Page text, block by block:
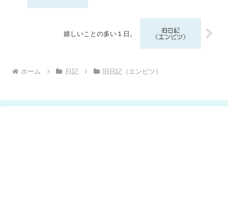
嬉しいことの多い１日。
ホーム 日記 旧日記（エンピツ）